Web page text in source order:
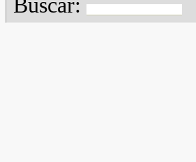
Buscar: